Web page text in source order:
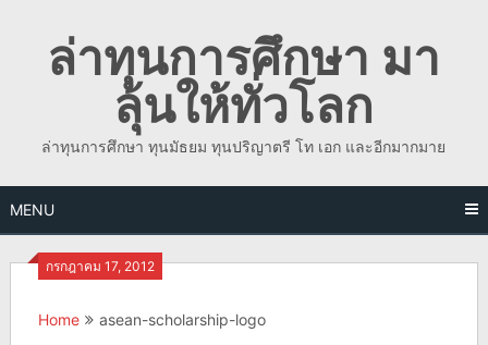
contentล่าทุนการศึกษา มา
ลุ้นให้ทั่วโลก
ล่าทุนการศึกษา ทุนมัธยม ทุนปริญาตรี โท เอก และอีกมากมาย
MENU
กรกฎาคม 17, 2012
Home asean-scholarship-logo